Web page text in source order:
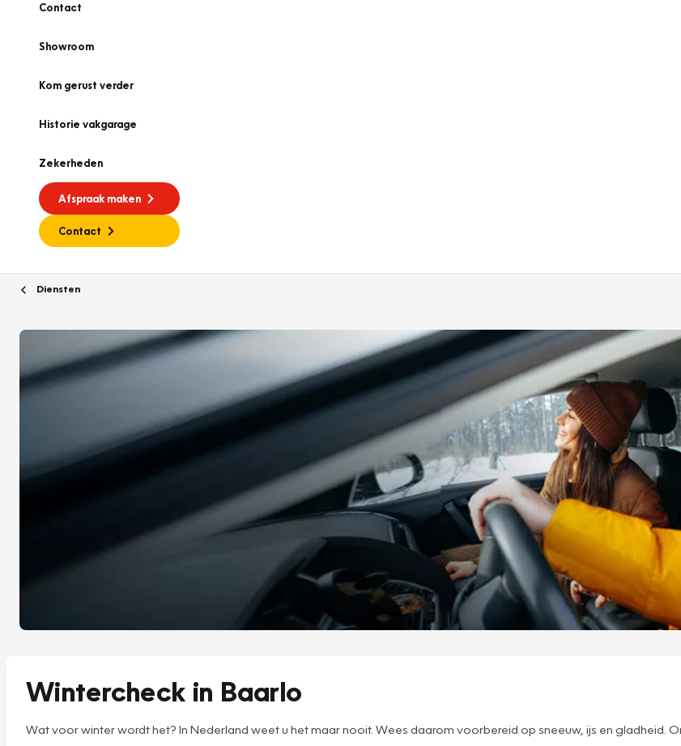
Contact
Showroom
Kom gerust verder
Historie vakgarage
Zekerheden
Afspraak maken
Contact
Diensten
Wintercheck in Baarlo
Wat voor winter wordt het? In Nederland weet u het maar nooit. Wees daarom voorbereid op sneeuw, ijs en gladheid.